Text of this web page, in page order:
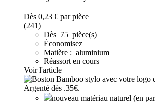
Dès 0,23 € par pièce
(241)
Dès 75 pièce(s)
Économisez
Matière : aluminium
Réassort en cours
Voir l'article
nouveau matériau naturel (en